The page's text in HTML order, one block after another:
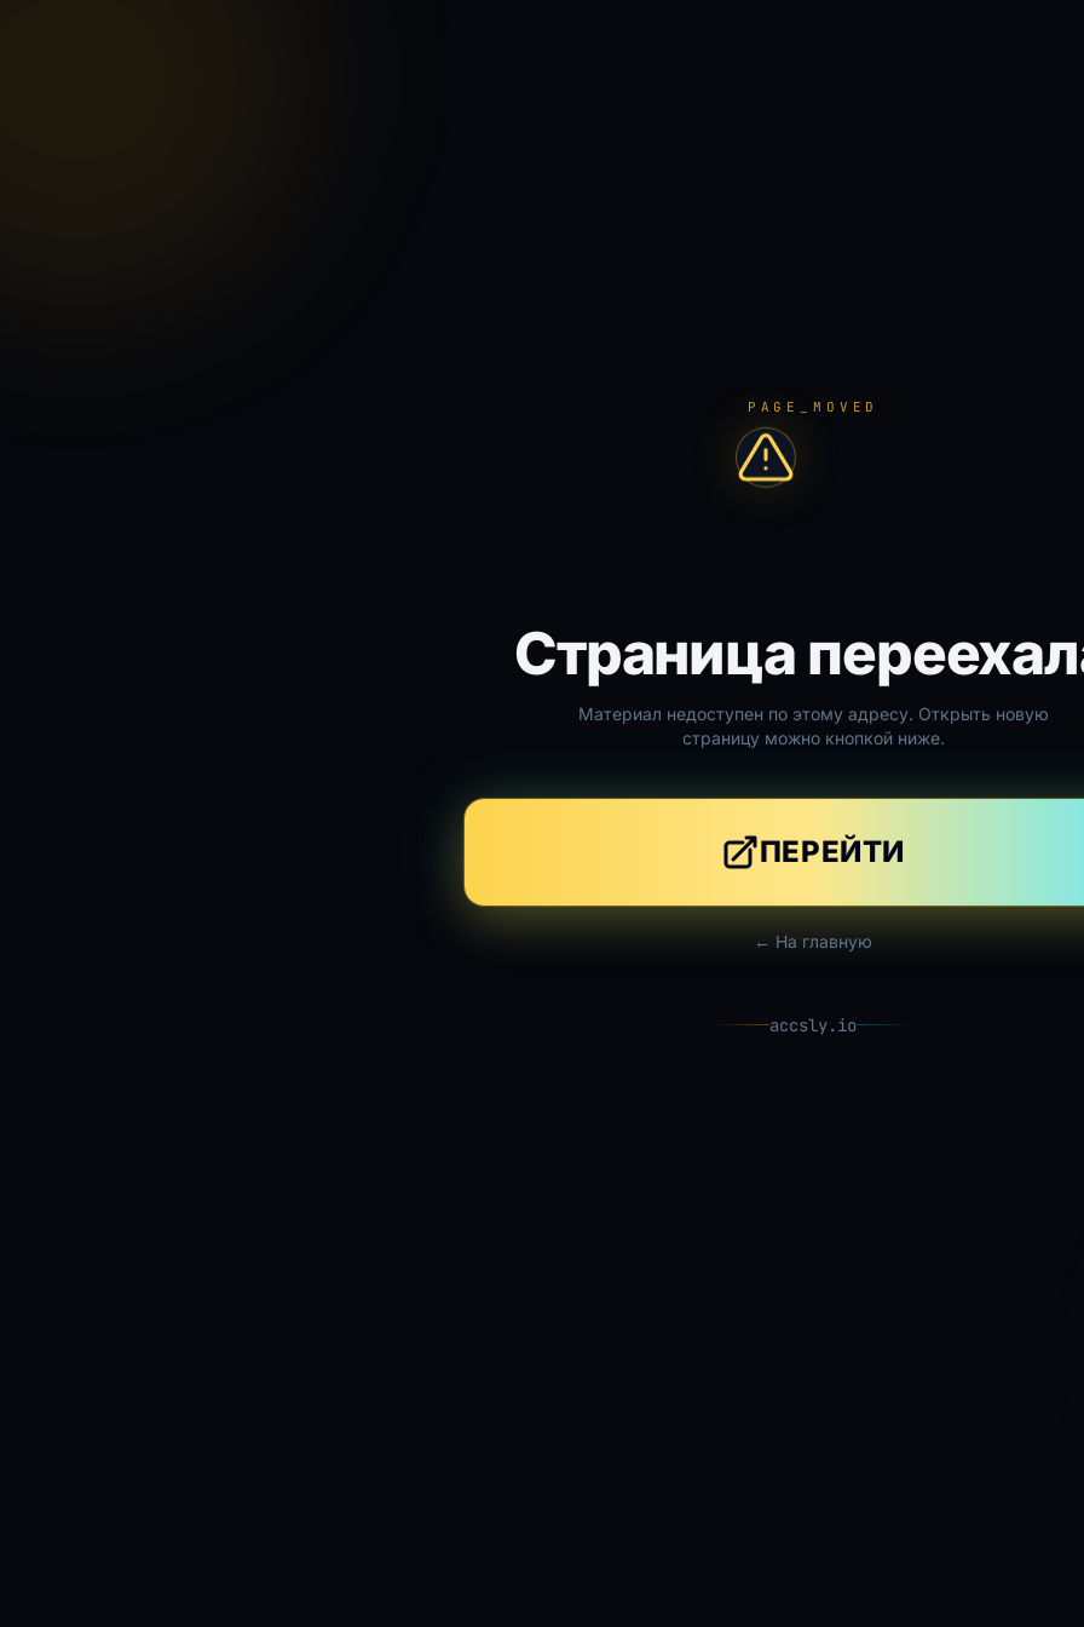
PAGE_MOVED
Страница
Материал недоступен по этому адресу. Открыть новую
страницу можно кнопкой ниже.
ПЕРЕЙТИ
← На главную
accsly.io